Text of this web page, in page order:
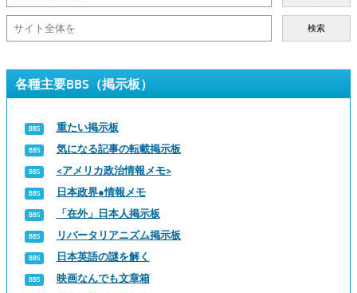
検索
各種主要BBS（掲示板）
重たい掲示板
気になる記事の転載掲示板
<アメリカ政治情報メモ>
日本政界●情報メモ
「在外」日本人掲示板
リバータリアニズム掲示板
日本英語の謎を解く
映画なんでも文章箱